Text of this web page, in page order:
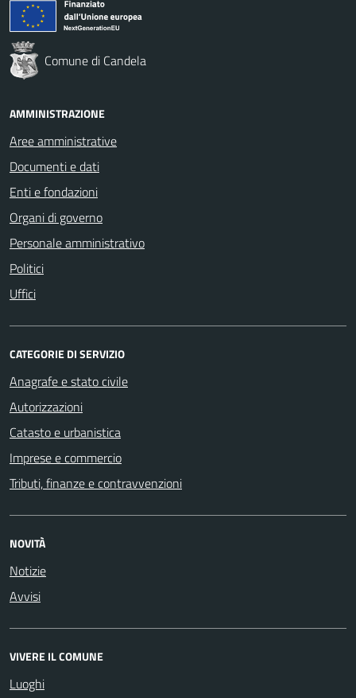
Comune di Candela
AMMINISTRAZIONE
Aree amministrative
Documenti e dati
Enti e fondazioni
Organi di governo
Personale amministrativo
Politici
Uffici
CATEGORIE DI SERVIZIO
Anagrafe e stato civile
Autorizzazioni
Catasto e urbanistica
Imprese e commercio
Tributi, finanze e contravvenzioni
NOVITÀ
Notizie
Avvisi
VIVERE IL COMUNE
Luoghi